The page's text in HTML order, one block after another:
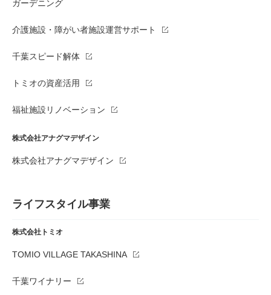
ガーデニング
介護施設・障がい者施設運営サポート
千葉スピード解体
トミオの資産活用
福祉施設リノベーション
株式会社アナグマデザイン
株式会社アナグマデザイン
ライフスタイル事業
株式会社トミオ
TOMIO VILLAGE TAKASHINA
千葉ワイナリー